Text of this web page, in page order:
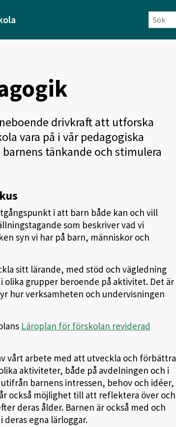
drivkraft att utforska
vara på i vår pedagogiska
tänkande och stimulera
i att barn både kan och vill
som beskriver vad vi
syn vi har på barn, människor och
sitt lärande, med stöd och vägledning
olika grupper beroende på aktivitet. Det är
hur verksamheten och undervisningen
Läroplan för förskolan reviderad
vårt arbete med att utveckla och förbättra
aktiviteter, både på avdelningen och i
barnens intressen, behov och idéer,
också möjlighet till att reflektera över och
deras ålder. Barnen är också med och
egna lärloggar.